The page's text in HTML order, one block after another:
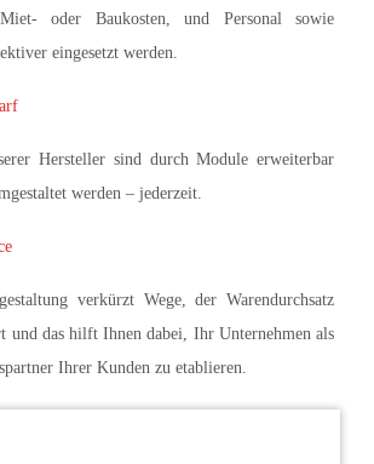
oder Baukosten, und Personal sowie
eingesetzt werden.
Hersteller sind durch Module erweiterbar
werden – jederzeit.
verkürzt Wege, der Warendurchsatz
und das hilft Ihnen dabei, Ihr Unternehmen als
Ihrer Kunden zu etablieren.